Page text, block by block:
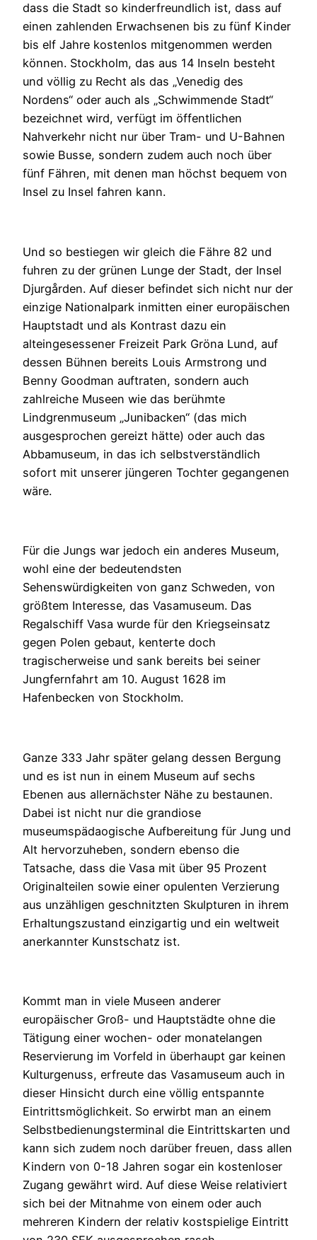
dass die Stadt so kinderfreundlich ist, dass auf
einen zahlenden Erwachsenen bis zu fünf Kinder
bis elf Jahre kostenlos mitgenommen werden
können. Stockholm, das aus 14 Inseln besteht
und völlig zu Recht als das „Venedig des
Nordens“ oder auch als „Schwimmende Stadt“
bezeichnet wird, verfügt im öffentlichen
Nahverkehr nicht nur über Tram- und U-Bahnen
sowie Busse, sondern zudem auch noch über
fünf Fähren, mit denen man höchst bequem von
Insel zu Insel fahren kann.
Und so bestiegen wir gleich die Fähre 82 und
fuhren zu der grünen Lunge der Stadt, der Insel
Djurgården. Auf dieser befindet sich nicht nur der
einzige Nationalpark inmitten einer europäischen
Hauptstadt und als Kontrast dazu ein
alteingesessener Freizeit Park Gröna Lund, auf
dessen Bühnen bereits Louis Armstrong und
Benny Goodman auftraten, sondern auch
zahlreiche Museen wie das berühmte
Lindgrenmuseum „Junibacken“ (das mich
ausgesprochen gereizt hätte) oder auch das
Abbamuseum, in das ich selbstverständlich
sofort mit unserer jüngeren Tochter gegangenen
wäre.
Für die Jungs war jedoch ein anderes Museum,
wohl eine der bedeutendsten
Sehenswürdigkeiten von ganz Schweden, von
größtem Interesse, das Vasamuseum. Das
Regalschiff Vasa wurde für den Kriegseinsatz
gegen Polen gebaut, kenterte doch
tragischerweise und sank bereits bei seiner
Jungfernfahrt am 10. August 1628 im
Hafenbecken von Stockholm.
Ganze 333 Jahr später gelang dessen Bergung
und es ist nun in einem Museum auf sechs
Ebenen aus allernächster Nähe zu bestaunen.
Dabei ist nicht nur die grandiose
museumspädaogische Aufbereitung für Jung und
Alt hervorzuheben, sondern ebenso die
Tatsache, dass die Vasa mit über 95 Prozent
Originalteilen sowie einer opulenten Verzierung
aus unzähligen geschnitzten Skulpturen in ihrem
Erhaltungszustand einzigartig und ein weltweit
anerkannter Kunstschatz ist.
Kommt man in viele Museen anderer
europäischer Groß- und Hauptstädte ohne die
Tätigung einer wochen- oder monatelangen
Reservierung im Vorfeld in überhaupt gar keinen
Kulturgenuss, erfreute das Vasamuseum auch in
dieser Hinsicht durch eine völlig entspannte
Eintrittsmöglichkeit. So erwirbt man an einem
Selbstbedienungsterminal die Eintrittskarten und
kann sich zudem noch darüber freuen, dass allen
Kindern von 0-18 Jahren sogar ein kostenloser
Zugang gewährt wird. Auf diese Weise relativiert
sich bei der Mitnahme von einem oder auch
mehreren Kindern der relativ kostspielige Eintritt